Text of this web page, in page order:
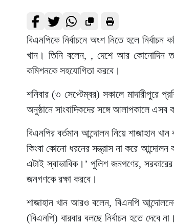
বিএনপিকে নির্বাচনে অংশ নিতে হলে
খান। তিনি বলেন, , দেশে আর কোনোদিন
কমিশনকে সহযোগিতা করবে।
শনিবার (৩ সেপ্টেম্বর) সকালে মাদারীপুরে
অনুষ্ঠানে সাংবাদিকদের সঙ্গে আলাপকালে এসব
বিএনপির বর্তমান আন্দোলন নিয়ে শাজাহান
কিংবা কোনো ধরনের সন্ত্রাস না করে
এটাই স্বাভাবিক।’ পুলিশ জনগণের,
জনগণকে রক্ষা করবে।
শাজাহান খান আরও বলেন, বিএনপি আন্দোলনের
(বিএনপি) বারবার বলছে নির্বাচন হতে